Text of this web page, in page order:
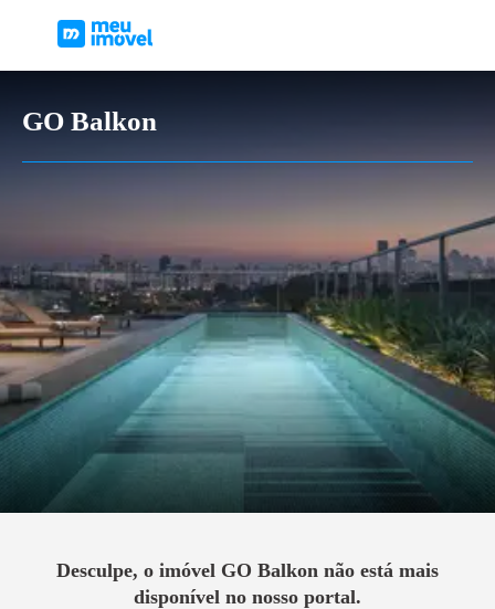
GO Balkon
Desculpe, o imóvel GO Balkon não está mais
disponível no nosso portal.